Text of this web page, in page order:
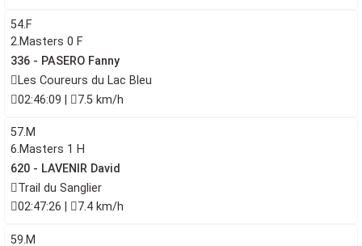
54.F
2.Masters 0 F
336 - PASERO Fanny
Les Coureurs du Lac Bleu
02:46:09 |
7.5 km/h
57.M
6.Masters 1 H
620 - LAVENIR David
Trail du Sanglier
02:47:26 |
7.4 km/h
59.M